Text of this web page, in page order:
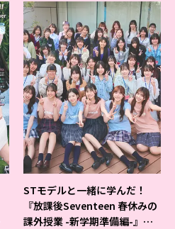
STモデルと一緒に学んだ！
『放課後Seventeen 春休みの
課外授業 -新学期準備編-』イ